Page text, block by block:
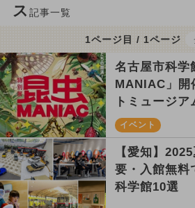
ス 記事一覧
1ページ目 / 1ページ
名古屋市科学
MANIAC」
トミュージア
イベント
【愛知】
要・入館無料
科学館10選